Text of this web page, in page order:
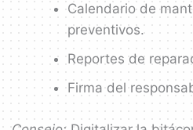
Calendario de
preventivos.
Reportes de
Firma del